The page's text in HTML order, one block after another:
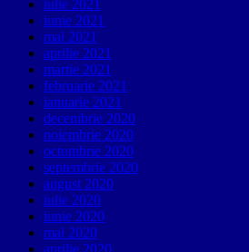
iulie 2021
iunie 2021
mai 2021
aprilie 2021
martie 2021
februarie 2021
ianuarie 2021
decembrie 2020
noiembrie 2020
octombrie 2020
septembrie 2020
august 2020
iulie 2020
iunie 2020
mai 2020
aprilie 2020